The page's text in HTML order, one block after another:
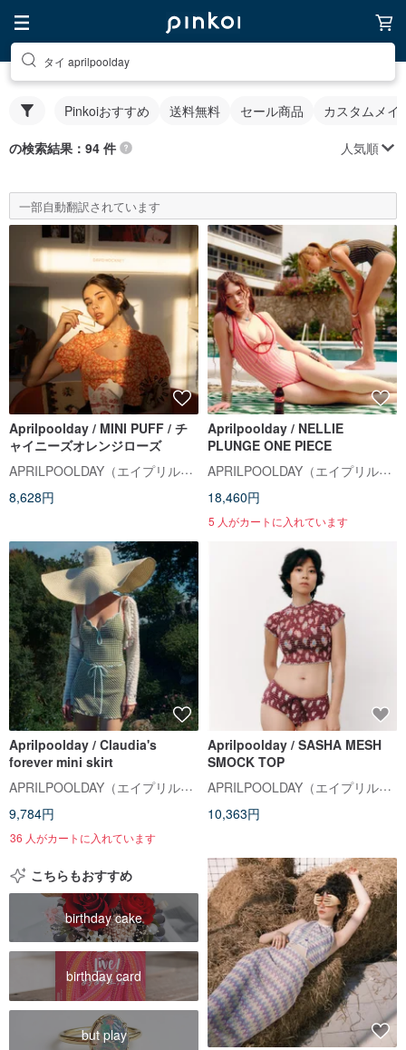
タイ aprilpoolday
Pinkoiおすすめ 送料無料 セール商品 カスタムメイ
の検索結果：94 件 人気順
一部自動翻訳されています
Aprilpoolday / MINI PUFF / チ
ャイニーズオレンジローズ
APRILPOOLDAY（エイプリルプールデイ）
8,628円
Aprilpoolday / NELLIE
PLUNGE ONE PIECE
APRILPOOLDAY（エイプリルプールデイ）
18,460円
5 人がカートに入れています
Aprilpoolday / Claudia's
forever mini skirt
APRILPOOLDAY（エイプリルプールデイ）
9,784円
36 人がカートに入れています
Aprilpoolday / SASHA MESH
SMOCK TOP
APRILPOOLDAY（エイプリルプールデイ）
10,363円
こちらもおすすめ
birthday cake
birthday card
but play